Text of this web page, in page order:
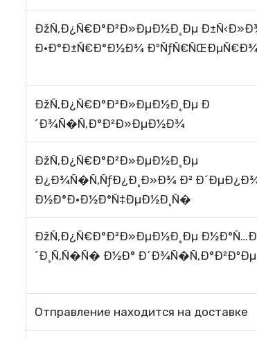
ÐžÑ‚Ð¿Ñ€Ð°Ð²Ð»ÐµÐ½Ð¸Ðµ
Ð·Ð°Ð±Ñ€Ð°Ð½Ð¾
ÐžÑ‚Ð¿Ñ€Ð°Ð²Ð»ÐµÐ½Ð¸Ðµ Ð
´Ð¾Ñ�Ñ‚Ð°Ð²Ð»ÐµÐ½Ð¾
ÐžÑ‚Ð¿Ñ€Ð°Ð²Ð»ÐµÐ½Ð¸Ðµ
Ð¿Ð¾Ñ�Ñ‚ÑƒÐ¿Ð¸Ð»Ð¾ Ð²
Ð½Ð°Ð·Ð½Ð°Ñ‡ÐµÐ½Ð¸Ñ�
ÐžÑ‚Ð¿Ñ€Ð°Ð²Ð»ÐµÐ½Ð¸Ðµ
´Ð¸Ñ‚Ñ�Ñ� Ð½Ð° Ð´Ð¾Ñ�Ñ‚Ð°Ð²ÐºÐµ
Отправление находится на доставке